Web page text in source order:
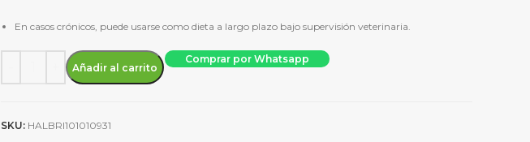
En casos crónicos, puede usarse como dieta a largo plazo bajo supervisión veterinaria.
Alimento Seco Brit Gf Vet Diets Dog Hepatic 12Kg cantidad
Añadir al carrito
Comprar por Whatsapp
SKU: HALBRI101010931